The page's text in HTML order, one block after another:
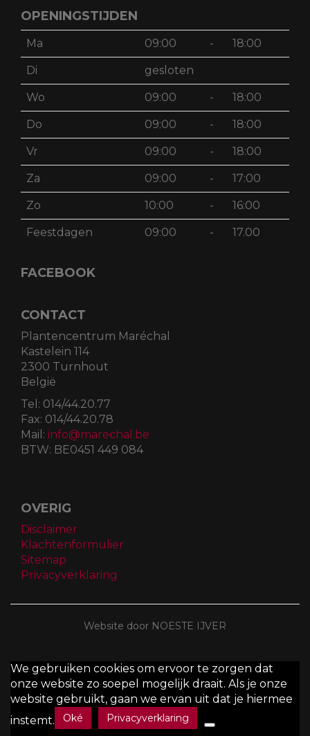
OPENINGSTIJDEN
Ma 09:00 - 18:00
Di gesloten
Wo 09:00 - 18:00
Do 09:00 - 18:00
Vr 09:00 - 18:00
Za 09:00 - 17:00
Zo 10:00 - 16:00
Feestdagen 09:00 - 17.00
FACEBOOK
CONTACT
Plantencentrum Maréchal
Kastelein 114
2300 Turnhout
België
Tel: 014/44.20.77
Fax: 014/44.20.78
Mail: info@marechal.be
BTW: BE0451 449 084
OVERIG
Disclaimer
Klachtenformulier
Sitemap
Privacyverklaring
Website door NOESTE IJVER
We gebruiken cookies om ervoor te zorgen dat
onze website zo soepel mogelijk draait. Als je onze
website gebruikt, gaan we ervan uit dat je hiermee
instemt.
Oké Privacyverklaring